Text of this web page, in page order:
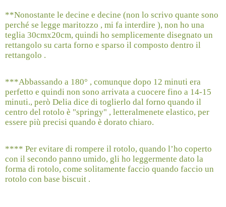
**Nonostante le decine e decine (non lo scrivo quante sono
perché se legge maritozzo , mi fa interdire ), non ho una
teglia 30cmx20cm, quindi ho semplicemente disegnato un
rettangolo su carta forno e sparso il composto dentro il
rettangolo .
***Abbassando a 180° , comunque dopo 12 minuti era
perfetto e quindi non sono arrivata a cuocere fino a 14-15
minuti., però Delia dice di toglierlo dal forno quando il
centro del rotolo è "springy" , letteralmenete elastico, per
essere più precisi quando è dorato chiaro.
**** Per evitare di rompere il rotolo, quando l’ho coperto
con il secondo panno umido, gli ho leggermente dato la
forma di rotolo, come solitamente faccio quando faccio un
rotolo con base biscuit .